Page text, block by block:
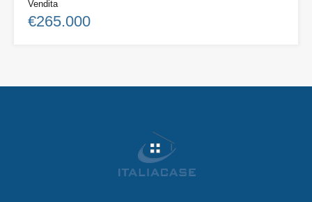
Vendita
€265.000